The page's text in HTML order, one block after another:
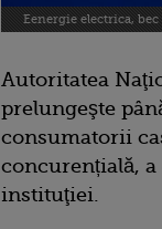
Eenergie electrica, bec
Autoritatea
prelungeşte
consumatorii
concurențială,
instituţiei.